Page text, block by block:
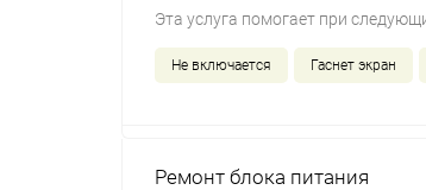
Эта услуга помогает при
Не включается Гаснет экран
Ремонт блока питания